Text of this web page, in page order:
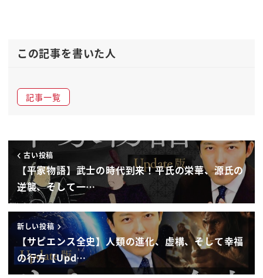
この記事を書いた人
記事一覧
古い投稿
【平家物語】武士の時代到来！平氏の栄華、源氏の
逆襲、そして一…
新しい投稿
【サピエンス全史】人類の進化、虚構、そして幸福
の行方【Upd…